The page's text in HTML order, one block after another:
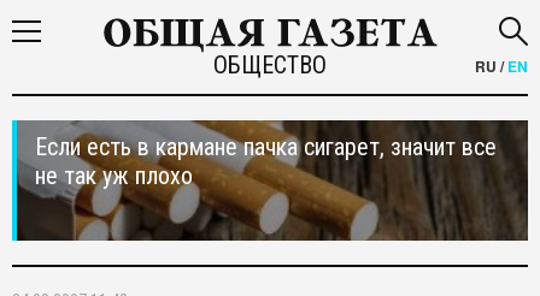
ОБЩЕСТВО RU /EN
Если есть в кармане пачка сигарет, значит все
не так уж плохо